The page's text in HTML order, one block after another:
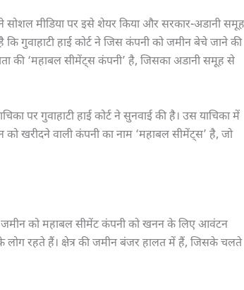
ने सोशल मीडिया पर इसे शेयर किया और सरकार-अडानी समूह
गुवाहाटी हाई कोर्ट ने जिस कंपनी को जमीन बेचे जाने की
की ‘महाबल सीमेंट्स कंपनी’ है, जिसका अडानी समूह से
पर गुवाहाटी हाई कोर्ट ने सुनवाई की है। उस याचिका में
खरीदने वाली कंपनी का नाम ‘महाबल सीमेंट्स’ है, जो
जमीन को महाबल सीमेंट कंपनी को खनन के लिए आवंटन
रहते हैं। क्षेत्र की जमीन बंजर हालत में हैं, जिसके चलते